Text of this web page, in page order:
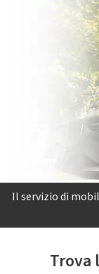
Il servizio di
Trova